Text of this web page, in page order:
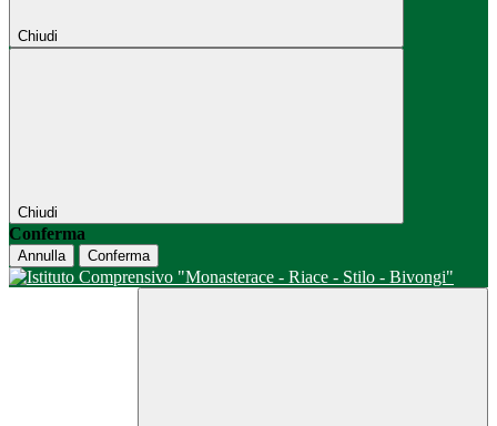
Chiudi
Chiudi
Conferma
Annulla Conferma